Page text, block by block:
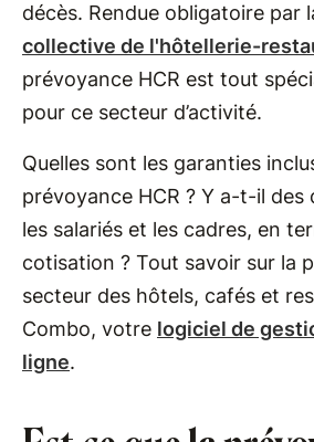
décès. Rendue obligatoire par
collective de l'hôtellerie-
prévoyance HCR est tout
pour ce secteur d’activité.
Quelles sont les garanties
prévoyance HCR ? Y a-t-il
les salariés et les cadres, en
cotisation ? Tout savoir sur la
secteur des hôtels, cafés et
Combo, votre logiciel de
ligne.